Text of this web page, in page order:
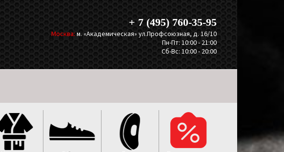
+ 7 (495) 760-35-95
Москва:м. «Академическая» ул.Профсоюзная, д. 16/10
Пн-Пт: 10:00 - 21:00
Сб-Вс: 10:00 - 20:00